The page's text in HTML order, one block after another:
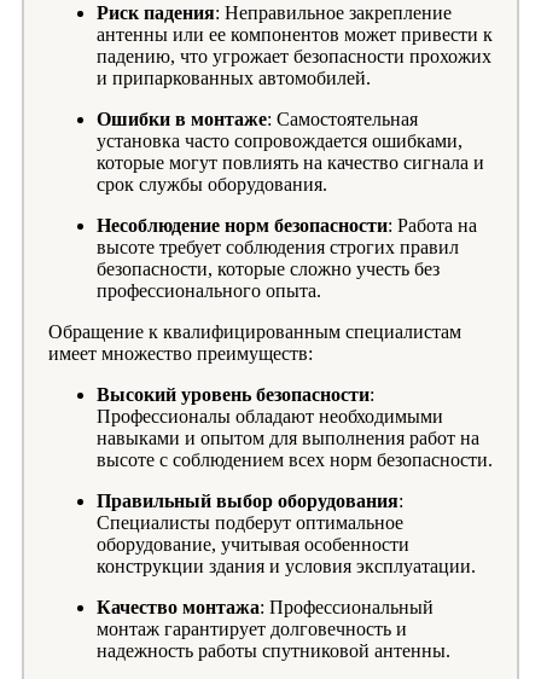
Риск падения: Неправильное закрепление
антенны или ее компонентов может привести к
падению, что угрожает безопасности прохожих
и припаркованных автомобилей.
Ошибки в монтаже: Самостоятельная
установка часто сопровождается ошибками,
которые могут повлиять на качество сигнала и
срок службы оборудования.
Несоблюдение норм безопасности: Работа на
высоте требует соблюдения строгих правил
безопасности, которые сложно учесть без
профессионального опыта.
Обращение к квалифицированным специалистам
имеет множество преимуществ:
Высокий уровень безопасности:
Профессионалы обладают необходимыми
навыками и опытом для выполнения работ на
высоте с соблюдением всех норм безопасности.
Правильный выбор оборудования:
Специалисты подберут оптимальное
оборудование, учитывая особенности
конструкции здания и условия эксплуатации.
Качество монтажа: Профессиональный
монтаж гарантирует долговечность и
надежность работы спутниковой антенны.